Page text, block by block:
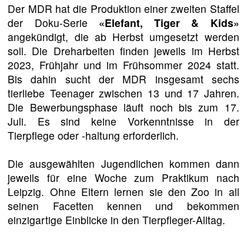
Der MDR hat die Produktion einer zweiten Staffel
der Doku-Serie «Elefant, Tiger & Kids»
angekündigt, die ab Herbst umgesetzt werden
soll. Die Dreharbeiten finden jeweils im Herbst
2023, Frühjahr und im Frühsommer 2024 statt.
Bis dahin sucht der MDR insgesamt sechs
tierliebe Teenager zwischen 13 und 17 Jahren.
Die Bewerbungsphase läuft noch bis zum 17.
Juli. Es sind keine Vorkenntnisse in der
Tierpflege oder -haltung erforderlich.
Die ausgewählten Jugendlichen kommen dann
jeweils für eine Woche zum Praktikum nach
Leipzig. Ohne Eltern lernen sie den Zoo in all
seinen Facetten kennen und bekommen
einzigartige Einblicke in den Tierpfleger-Alltag.